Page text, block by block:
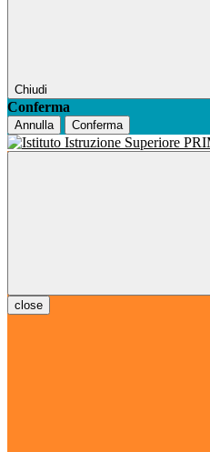
Chiudi
Conferma
Annulla Conferma
close